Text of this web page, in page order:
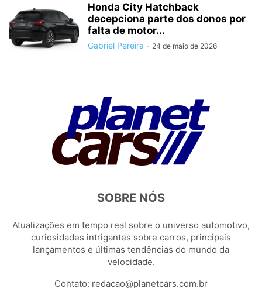
Honda City Hatchback
decepciona parte dos donos por
falta de motor...
Gabriel Pereira - 24 de maio de 2026
SOBRE NÓS
Atualizações em tempo real sobre o universo automotivo,
curiosidades intrigantes sobre carros, principais
lançamentos e últimas tendências do mundo da
velocidade.
Contato: redacao@planetcars.com.br